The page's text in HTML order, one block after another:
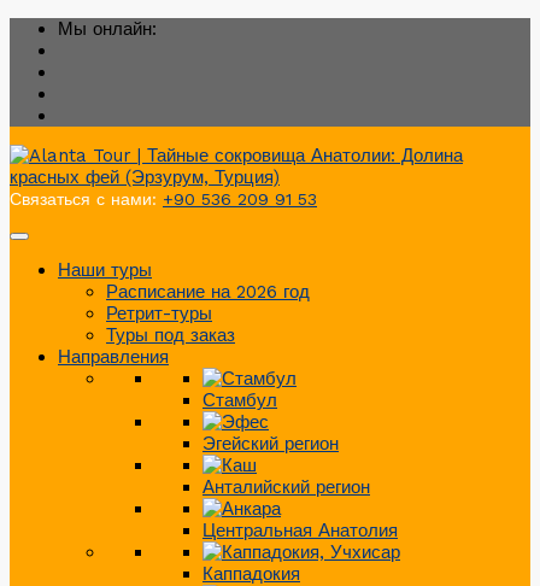
Мы онлайн:
Связаться с нами: +90 536 209 91 53
Наши туры
Расписание на 2026 год
Ретрит-туры
Туры под заказ
Направления
Стамбул
Эгейский регион
Анталийский регион
Центральная Анатолия
Каппадокия